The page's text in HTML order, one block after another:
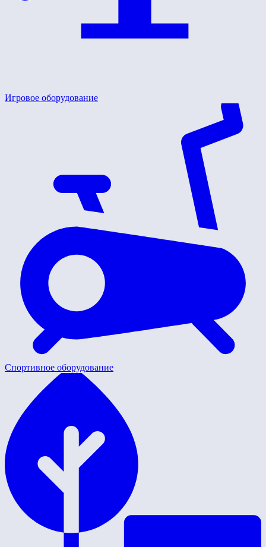
Игровое оборудование
Спортивное оборудование